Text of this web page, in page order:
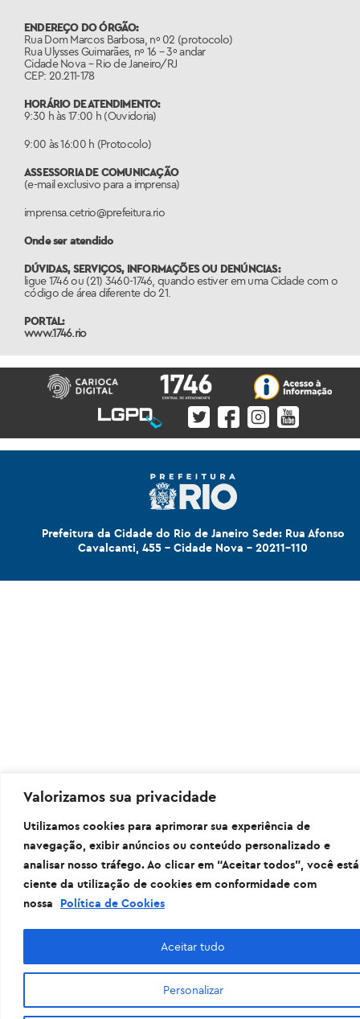
Valorizamos sua privacidade
Utilizamos cookies para aprimorar sua experiência de
navegação, exibir anúncios ou conteúdo personalizado e
analisar nosso tráfego. Ao clicar em “Aceitar todos”, você está
ciente da utilização de cookies em conformidade com
nossa
Política de Cookies
Personalizar
Aceitar tudo
ENDEREÇO DO ÓRGÃO:
Rua Dom Marcos Barbosa, nº 02 (protocolo)
Rua Ulysses Guimarães, nº 16 – 3º andar
Cidade Nova – Rio de Janeiro/RJ
CEP: 20.211-178
HORÁRIO DE ATENDIMENTO:
9:30 h às 17:00 h (Ouvidoria)
9:00 às 16:00 h (Protocolo)
ASSESSORIA DE COMUNICAÇÃO
(e-mail exclusivo para a imprensa)
imprensa.cetrio@prefeitura.rio
Onde ser atendido
DÚVIDAS, SERVIÇOS, INFORMAÇÕES OU DENÚNCIAS:
ligue 1746 ou (21) 3460-1746, quando estiver em uma Cidade com o
código de área diferente do 21.
PORTAL:
www.1746.rio
Prefeitura da Cidade do Rio de Janeiro Sede: Rua Afonso
Cavalcanti, 455 - Cidade Nova - 20211-110